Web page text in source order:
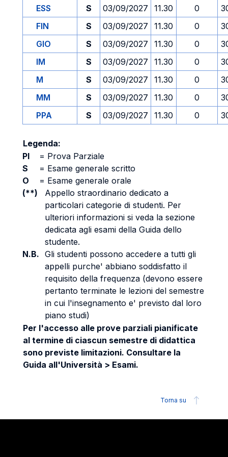
ESS S 03/09/2027 11.30 0
FIN
S 03/09/2027 11.30 0
GIO
S 03/09/2027 11.30 0
IM
S 03/09/2027 11.30 0
M
S 03/09/2027 11.30 0
MM
S 03/09/2027 11.30 0
PPA
S 03/09/2027 11.30 0
Legenda:
PI
= Prova Parziale
S
= Esame generale scritto
O
= Esame generale orale
(**)
Appello straordinario dedicato a
particolari categorie di studenti. Per
ulteriori informazioni si veda la sezione
dedicata agli esami della Guida dello
studente.
N.B. Gli studenti possono accedere a tutti gli
appelli purche' abbiano soddisfatto il
requisito della frequenza (devono essere
pertanto terminate le lezioni del semestre
in cui l'insegnamento e' previsto dal loro
piano studi)
Per l'accesso alle prove parziali pianificate
al termine di ciascun semestre di didattica
sono previste limitazioni. Consultare la
Guida all'Università > Esami.
Torna su